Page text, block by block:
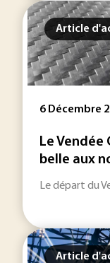
Article
6 Décembre
Le
belle aux
Le départ du
Article